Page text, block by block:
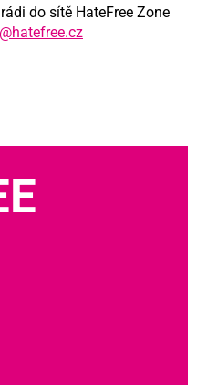
do sítě HateFree Zone